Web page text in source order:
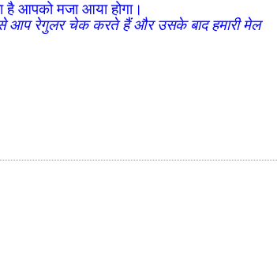
है आपको मजा आया होगा।
आप रेगुलर चेक करते हैं और उसके बाद हमारी मेल